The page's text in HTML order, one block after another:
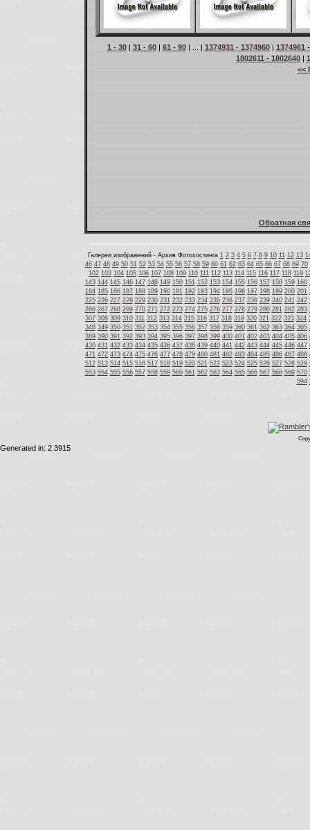
1 - 30| 31 - 60| 61 - 90| ... | 1374931 - 1374960| 1374961
1802611 - 1802640|
<<
Обратная
Галереи изображений - Архив Фотохостинга 1 2 3 4 5 6 7 8 9 10 11 12 13
46 47 48 49 50 51 52 53 54 55 56 57 58 59 60 61 62 63 64 65 66 67 68 69 70
102 103 104 105 106 107 108 109 110 111 112 113 114 115 116 117 118 119
143 144 145 146 147 148 149 150 151 152 153 154 155 156 157 158 159 160
184 185 186 187 188 189 190 191 192 193 194 195 196 197 198 199 200 201
225 226 227 228 229 230 231 232 233 234 235 236 237 238 239 240 241 242
266 267 268 269 270 271 272 273 274 275 276 277 278 279 280 281 282 283
307 308 309 310 311 312 313 314 315 316 317 318 319 320 321 322 323 324
348 349 350 351 352 353 354 355 356 357 358 359 360 361 362 363 364 365
389 390 391 392 393 394 395 396 397 398 399 400 401 402 403 404 405 406
430 431 432 433 434 435 436 437 438 439 440 441 442 443 444 445 446 447
471 472 473 474 475 476 477 478 479 480 481 482 483 484 485 486 487 488
512 513 514 515 516 517 518 519 520 521 522 523 524 525 526 527 528 529
553 554 555 556 557 558 559 560 561 562 563 564 565 566 567 568 569 570
594
Generated in: 2.3915